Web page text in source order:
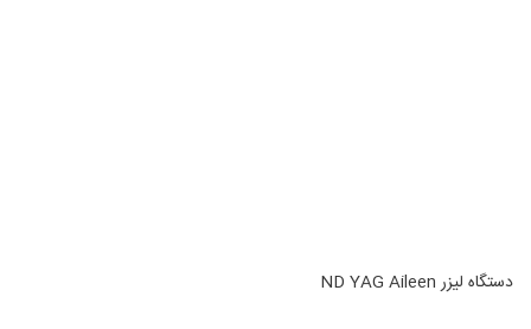
دستگاه لیزر ND YAG Aileen